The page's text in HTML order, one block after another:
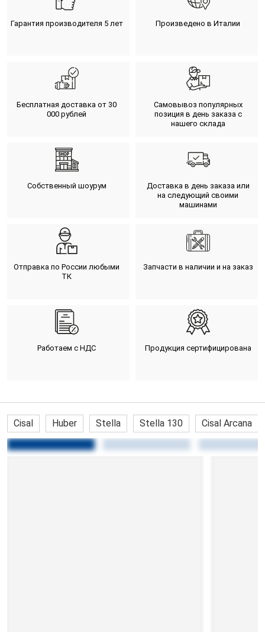
Гарантия производителя 5 лет Произведено в Италии
Бесплатная доставка от 30
000 рублей
Самовывоз популярных
позиция в день заказа с
нашего склада
Собственный шоурум
Доставка в день заказа или
на следующий своими
машинами
Отправка по России любыми
ТК
Запчасти в наличии и на заказ
Работаем с НДС Продукция сертифицирована
Cisal Huber Stella Stella 130 Cisal Arcana